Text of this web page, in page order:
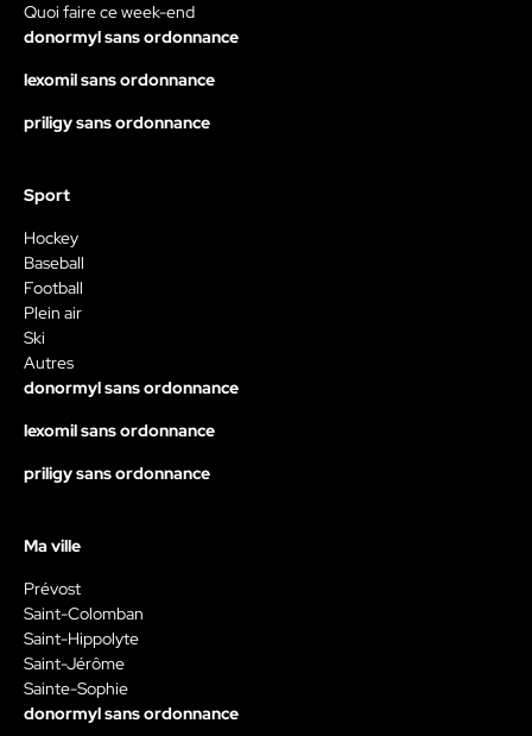
Quoi faire ce week-end
donormyl sans ordonnance
lexomil sans ordonnance
priligy sans ordonnance
Sport
Hockey
Baseball
Football
Plein air
Ski
Autres
donormyl sans ordonnance
lexomil sans ordonnance
priligy sans ordonnance
Ma ville
Prévost
Saint-Colomban
Saint-Hippolyte
Saint-Jérôme
Sainte-Sophie
donormyl sans ordonnance